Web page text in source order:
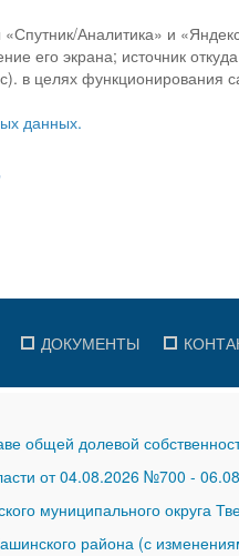
Аналитика» и
его экрана; источник
целях функционирования
данных.
ДОКУМЕНТЫ
общей долевой
от 04.08.2026 №700 -
муниципального округа
района (с